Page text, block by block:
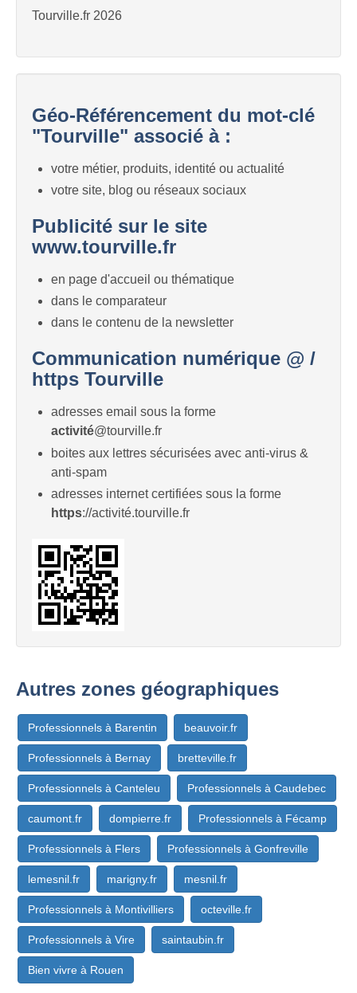
Tourville.fr 2026
Géo-Référencement du mot-clé
"Tourville" associé à :
votre métier, produits, identité ou actualité
votre site, blog ou réseaux sociaux
Publicité sur le site
www.tourville.fr
en page d'accueil ou thématique
dans le comparateur
dans le contenu de la newsletter
Communication numérique @ /
https Tourville
adresses email sous la forme
activité@tourville.fr
boites aux lettres sécurisées avec anti-virus &
anti-spam
adresses internet certifiées sous la forme
https://activité.tourville.fr
Autres zones géographiques
Professionnels à Barentin beauvoir.fr
Professionnels à Bernay bretteville.fr
Professionnels à Canteleu Professionnels à Caudebec
caumont.fr dompierre.fr Professionnels à Fécamp
Professionnels à Flers Professionnels à Gonfreville
lemesnil.fr marigny.fr mesnil.fr
Professionnels à Montivilliers octeville.fr
Professionnels à Vire saintaubin.fr
Bien vivre à Rouen